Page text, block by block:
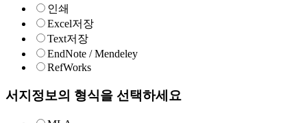
인쇄
Excel저장
Text저장
EndNote / Mendeley
RefWorks
서지정보의 형식을 선택하세요